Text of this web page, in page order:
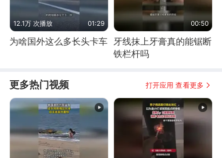
12.1万 次播放 01:29
为啥国外这么多长头卡车
00:50
牙线抹上牙膏真的能锯断
铁栏杆吗
更多热门视频 打开应用 查看更多